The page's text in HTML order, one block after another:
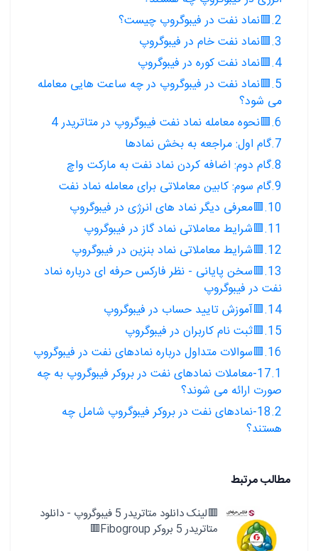
2.🟥نماد نفت در فیبوگروپ چیست؟
3.🟥نماد نفت خام در فیبوگروپ
4.🟥نماد نفت کوره در فیبوگروپ
5.🟥نماد نفت در فیبوگروپ در چه ساعت هایی معامله
می شود؟
6.🟥نحوه معامله نماد نفت فیبوگروپ در متاتریدر 4
7.گام اول: مراجعه به بخش نمادها
8.گام دوم: اضافه کردن نماد نفت به مارکت واچ
9.گام سوم: کابین معاملاتی برای معامله نماد نفت
10.🟥معرفی دیگر نماد های انرژی در فیبوگروپ
11.🟥شرایط معاملاتی نماد گاز در فیبوگروپ
12.🟥شرایط معاملاتی نماد بنزین در فیبوگروپ
13.🟥سخن پایانی - نظر فارکس حرفه ای درباره نماد
نفت در فیبوگروپ
14.🟥آموزش تایید حساب در فیبوگروپ
15.🟥ثبت نام کاربران در فیبوگروپ
16.🟥سوالات متداول درباره نمادهای نفت در فیبوگروپ
17.1-معاملات نمادهای نفت در بروکر فیبوگروپ به چه
صورت ارائه می شوند؟
18.2-نمادهای نفت در بروکر فیبوگروپ شامل چه
هستند؟
مطالب مرتبط
🟥لینک دانلود متاتریدر 5 فیبوگروپ - دانلود
متاتریدر 5 بروکر Fibogroup🟥